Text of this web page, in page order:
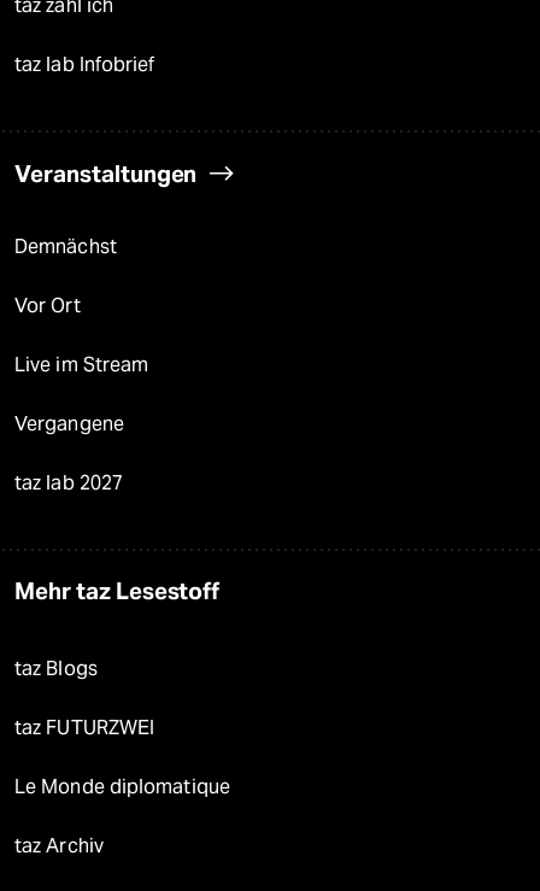
taz zahl ich
taz lab Infobrief
Veranstaltungen
Demnächst
Vor Ort
Live im Stream
Vergangene
taz lab 2027
Mehr taz Lesestoff
taz Blogs
taz FUTURZWEI
Le Monde diplomatique
taz Archiv